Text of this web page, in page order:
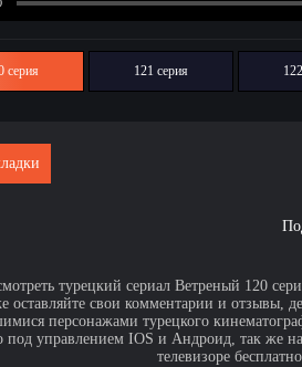
серия 121 серия
турецкий сериал Ветреный 120
оставляйте свои комментарии и отзывы,
персонажами турецкого
под управлением IOS и Андроид, так же
телевизоре